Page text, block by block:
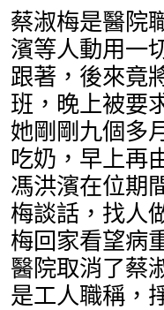
蔡淑梅是醫院
濱等人動用一
跟著，後來竟
班，晚上被要
她剛剛九個多
吃奶，早上再
馮洪濱在位期
梅談話，找人
梅回家看望病
醫院取消了蔡
是工人職稱，